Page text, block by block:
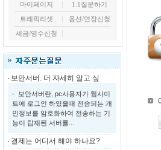
마이페이지
1:1질문하기
트래픽리셋
옵션/연장신청
세금/영수신청
보안서버. 더 자세히 알고 싶
- 보안서버란, pc사용자가 웹사이
트에 로그인 하였을때 전송되는 개
인정보를 암호화하여 전송하는 기
능이 탑재된 서버를...
결제는 어디서 해야 하나요?